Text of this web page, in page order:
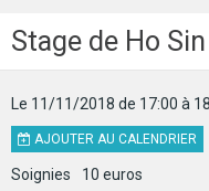
Stage de Ho Sin
Le 11/11/2018 de 17:00 à
AJOUTER AU CALENDRIER
Soignies 10 euros